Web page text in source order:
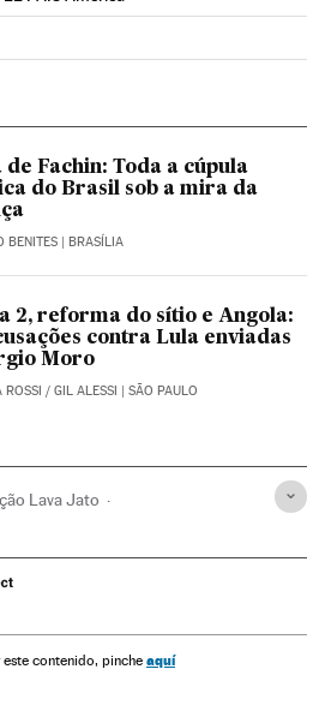
Instagram
de Fachin: Toda a cúpula
do Brasil sob a mira da
BENITES | BRASÍLIA
2, reforma do sítio e Angola:
contra Lula enviadas
Moro
ROSSI / GIL ALESSI | SÃO PAULO
Lava Jato
Partido dos Trabalhadores
policial
Escândalos políticos
contenido, pinche aquí